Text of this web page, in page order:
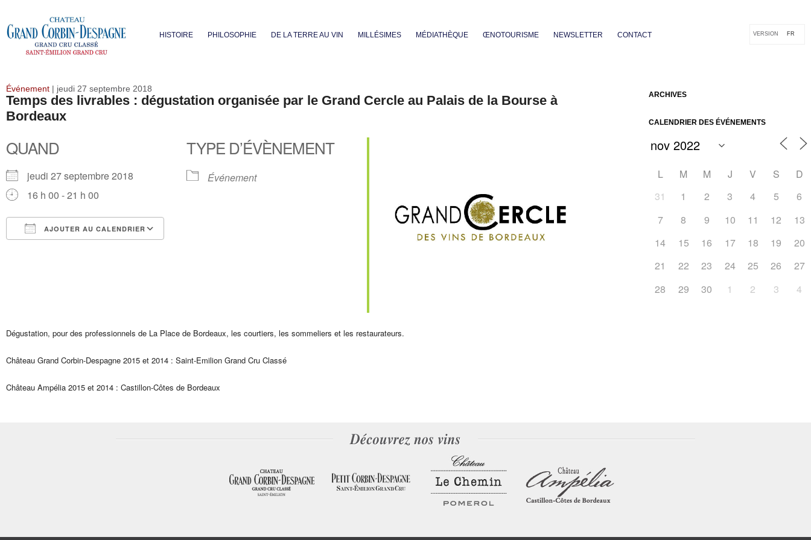
VERSION FR
HISTOIRE PHILOSOPHIE DE LA TERRE AU VIN MILLÉSIMES MÉDIATHÈQUE ŒNOTOURISME NEWSLETTER CONTACT
Événement | jeudi 27 septembre 2018
Temps des livrables : dégustation organisée par le Grand Cercle au Palais de la Bourse à
Bordeaux
QUAND
jeudi 27 septembre 2018
16 h 00 - 21 h 00
AJOUTER AU CALENDRIER
Outlook Live
TYPE D’ÉVÈNEMENT
Événement
Dégustation, pour des professionnels de La Place de Bordeaux, les courtiers, les sommeliers et les restaurateurs.
Château Grand Corbin-Despagne 2015 et 2014 : Saint-Emilion Grand Cru Classé
Château Ampélia 2015 et 2014 : Castillon-Côtes de Bordeaux
ARCHIVES
CALENDRIER DES ÉVÉNEMENTS
L M M J V S
D
31
1 2 3 4 5
6
7
8 9 10 11 12
13
14
15 16 17 18 19
20
21
22 23 24 25 26
27
28
29 30 1 2 3 4